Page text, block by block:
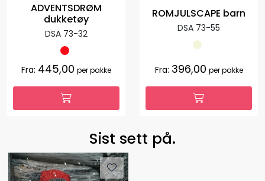
ADVENTSDRØM
dukketøy
DSA 73-32
Fra: 445,00 per pakke
ROMJULSCAPE barn
DSA 73-55
Fra: 396,00 per pakke
Sist sett på.